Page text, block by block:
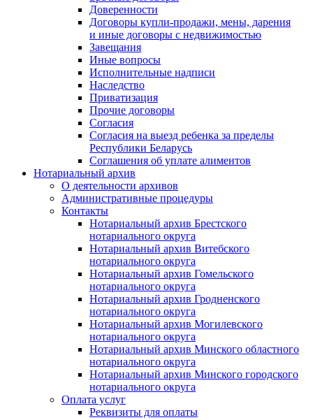
Доверенности
Договоры купли-продажи, мены, дарения
и иные договоры с недвижимостью
Завещания
Иные вопросы
Исполнительные надписи
Наследство
Приватизация
Прочие договоры
Согласия
Согласия на выезд ребенка за пределы
Республики Беларусь
Соглашения об уплате алиментов
Нотариальный архив
О деятельности архивов
Административные процедуры
Контакты
Нотариальный архив Брестского
нотариального округа
Нотариальный архив Витебского
нотариального округа
Нотариальный архив Гомельского
нотариального округа
Нотариальный архив Гродненского
нотариального округа
Нотариальный архив Могилевского
нотариального округа
Нотариальный архив Минского областного
нотариального округа
Нотариальный архив Минского городского
нотариального округа
Оплата услуг
Реквизиты для оплаты